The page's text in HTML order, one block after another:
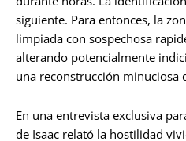
siguiente. Para entonces, la
limpiada con sospechosa
alterando potencialmente
una reconstrucción minuciosa
En una entrevista exclusiva
de Isaac relató la hostilidad